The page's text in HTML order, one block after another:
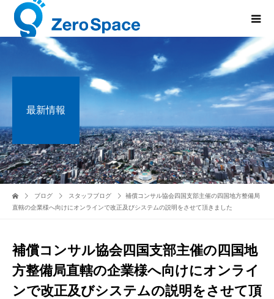
最新情報
ブログ スタッフブログ
補償コンサル協会四国支部主催の四国地方整備局
直轄の企業様へ向けにオンラインで改正及びシステムの説明をさせて頂きました
補償コンサル協会四国支部主催の四国地
方整備局直轄の企業様へ向けにオンライ
ンで改正及びシステムの説明をさせて頂